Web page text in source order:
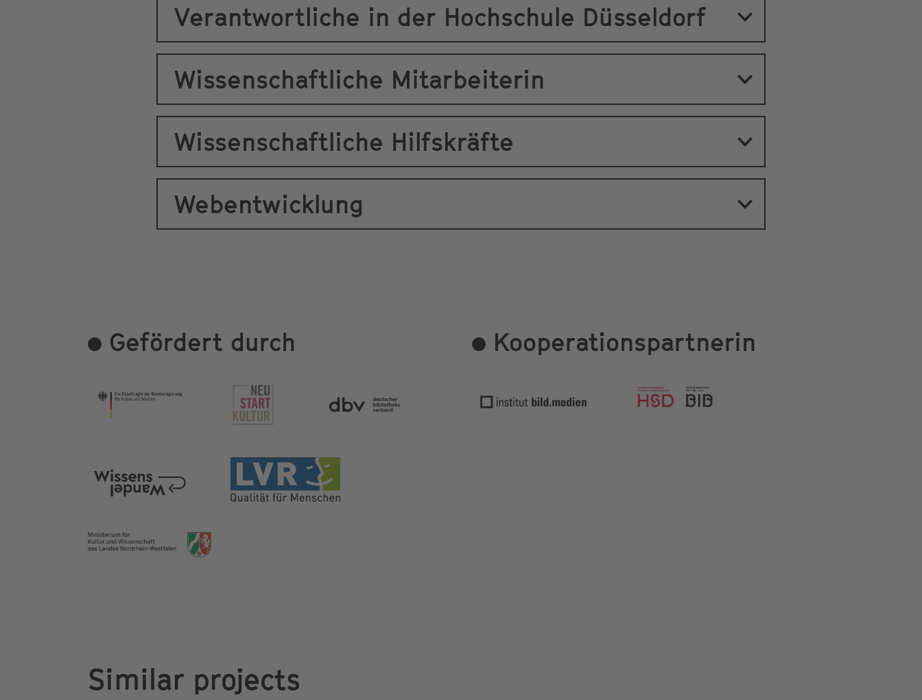
Verantwortliche in der Hochschule Düsseldorf
Wissenschaftliche Mitarbeiterin
Wissenschaftliche Hilfskräfte
Webentwicklung
Gefördert durch Kooperationspartnerin
Similar projects